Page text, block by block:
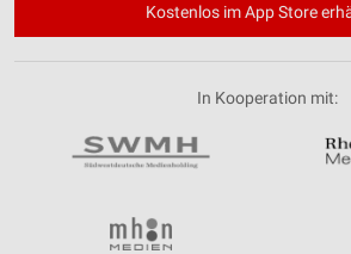
Kostenlos im App Store
In Kooperation mit: